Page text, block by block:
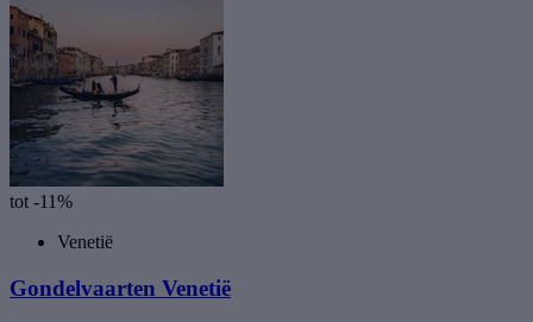
tot -11%
Venetië
Gondelvaarten Venetië